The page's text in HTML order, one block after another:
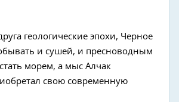
геологические эпохи, Черное
и сушей, и пресноводным
морем, а мыс Алчак
свою современную